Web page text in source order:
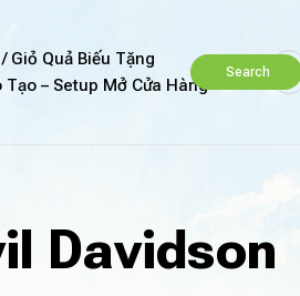
Giỏ Quả Biếu Tặng
Tạo – Setup Mở Cửa Hàng
Search
Davidson